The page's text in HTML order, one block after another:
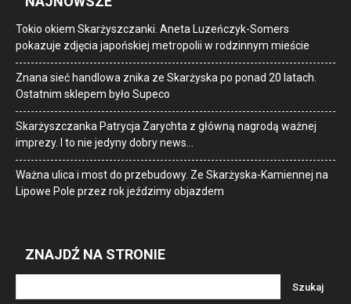
Tokio okiem Skarżyszczanki. Aneta Luzeńczyk-Somers
pokazuje zdjęcia japońskiej metropolii w rodzinnym mieście
Znana sieć handlowa znika ze Skarżyska po ponad 20 latach.
Ostatnim sklepem było Supeco
Skarżyszczanka Patrycja Zarychta z główną nagrodą ważnej
imprezy. I to nie jedyny dobry news…
Ważna ulica i most do przebudowy. Ze Skarżyska-Kamiennej na
Lipowe Pole przez rok jeździmy objazdem
ZNAJDŹ NA STRONIE